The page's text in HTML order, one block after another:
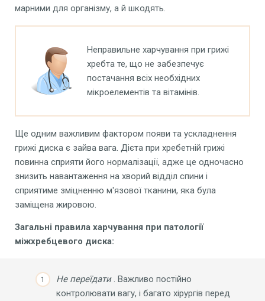
марними для організму, а й шкодять.
Неправильне харчування при грижі
хребта те, що не забезпечує
постачання всіх необхідних
мікроелементів та вітамінів.
Ще одним важливим фактором появи та ускладнення
грижі диска є зайва вага. Дієта при хребетній грижі
повинна сприяти його нормалізації, адже це одночасно
знизить навантаження на хворий відділ спини і
сприятиме зміцненню м'язової тканини, яка була
заміщена жировою.
Загальні правила харчування при патології
міжхребцевого диска:
Не переїдати. Важливо постійно
контролювати вагу, і багато хірургів перед